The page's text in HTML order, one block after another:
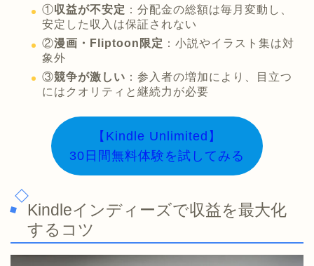
①収益が不安定 ：分配金の総額は毎月変動し、
安定した収入は保証されない
②漫画・Fliptoon限定 ：小説やイラスト集は対
象外
③競争が激しい ：参入者の増加により、目立つ
にはクオリティと継続力が必要
【Kindle Unlimited】
30日間無料体験を試してみる
Kindleインディーズで収益を最大化
するコツ